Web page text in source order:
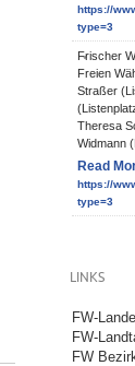
https://
type=3
Frischer
Freien
Straßer
Theresa
Widmann
Read
https://
type=3
LINKS
FW-
FW-
FW